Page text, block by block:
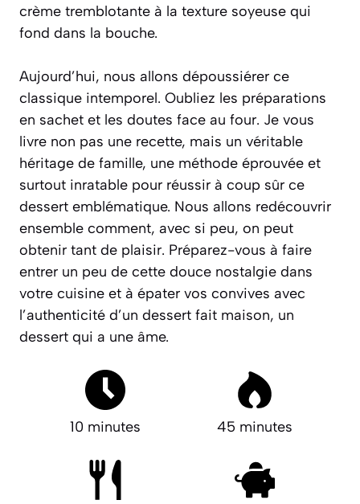
crème tremblotante à la texture soyeuse qui
fond dans la bouche.
Aujourd’hui, nous allons dépoussiérer ce
classique intemporel. Oubliez les préparations
en sachet et les doutes face au four. Je vous
livre non pas une recette, mais un véritable
héritage de famille, une méthode éprouvée et
surtout inratable pour réussir à coup sûr ce
dessert emblématique. Nous allons redécouvrir
ensemble comment, avec si peu, on peut
obtenir tant de plaisir. Préparez-vous à faire
entrer un peu de cette douce nostalgie dans
votre cuisine et à épater vos convives avec
l’authenticité d’un dessert fait maison, un
dessert qui a une âme.
10 minutes 45 minutes